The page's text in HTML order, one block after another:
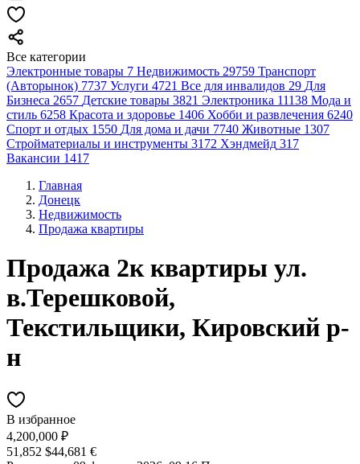
Все категории
Электронные товары 7 Недвижимость 29759 Транспорт
(Авторынок) 7737 Услуги 4721 Все для инвалидов 29 Для
Бизнеса 2657 Детские товары 3821 Электроника 11138 Мода и
стиль 6258 Красота и здоровье 1406 Хобби и развлечения 6240
Спорт и отдых 1550 Для дома и дачи 7740 Животные 1307
Стройматериалы и инструменты 3172 Хэндмейд 317
Вакансии 1417
Главная
Донецк
Недвижимость
Продажа квартиры
Продажа 2к квартиры ул.
в.Терешковой,
Текстильщики, Кировский р-
н
В избранное
4,200,000 ₽
51,852 $44,681 €